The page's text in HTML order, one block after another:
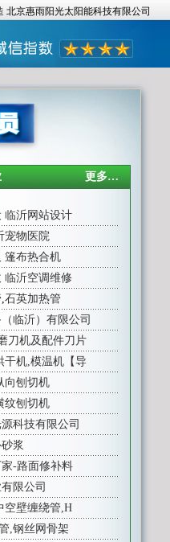
北京惠雨阳光太阳能科技有限公司
更多…
临沂网站设计
宠物医院
篷布热合机
临沂空调维修
,石英加热管
临沂）有限公司
刀机及配件刀片
干机,模温机【导
向刨切机
纹刨切机
科技有限公司
浆
-路面修补料
限公司
空壁缠绕管,H
,钢丝网骨架